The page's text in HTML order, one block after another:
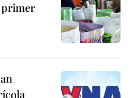
primer